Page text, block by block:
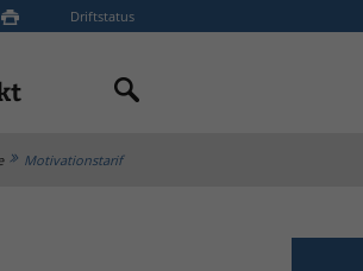
Driftstatus
Motivationstarif